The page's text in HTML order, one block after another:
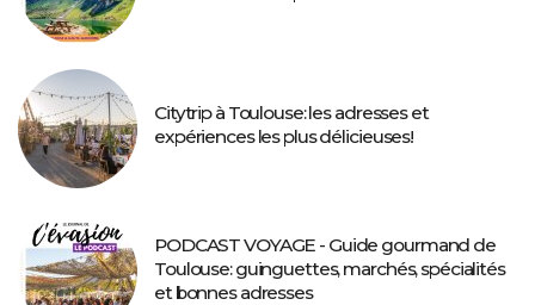
Citytrip à Toulouse: les adresses et
expériences les plus délicieuses!
PODCAST VOYAGE - Guide gourmand de
Toulouse: guinguettes, marchés, spécialités
et bonnes adresses